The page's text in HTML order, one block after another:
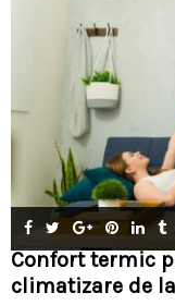
Confort termic
climatizare de la